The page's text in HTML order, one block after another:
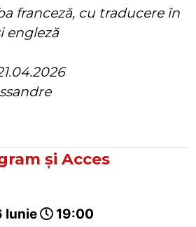
franceză, cu traducere în
engleză
și Acces
Iunie
19:00